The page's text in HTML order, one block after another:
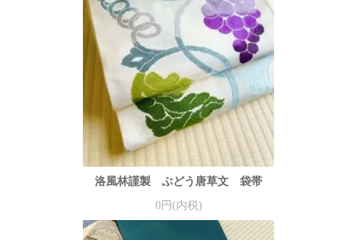
洛風林謹製 ぶどう唐草文 袋帯
0円(内税)